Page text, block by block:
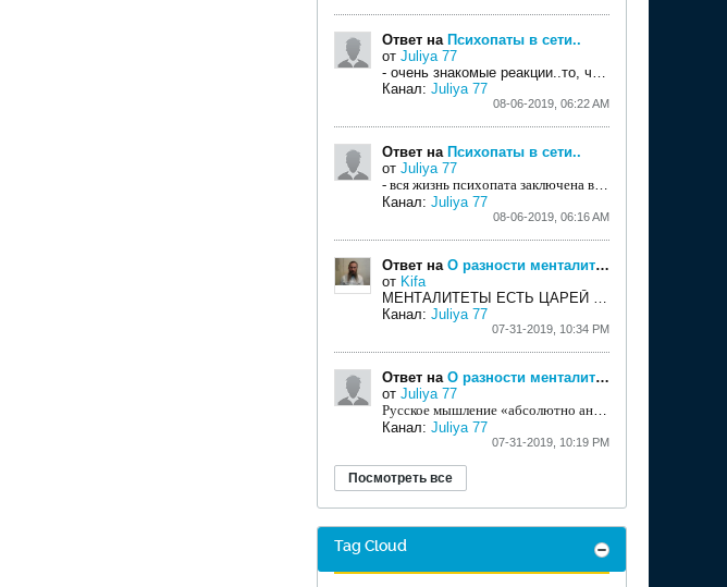
Ответ на Психопаты в сети..
от Juliya 77
- очень знакомые реакции..то, что обычно принимается за чувствительность натуры - может оказаться - ярким признаком психопатии..
Канал: Juliya 77
08-06-2019, 06:22 AM
Ответ на Психопаты в сети..
от Juliya 77
- вся жизнь психопата заключена в аффективности его эмоций..
Канал: Juliya 77
08-06-2019, 06:16 AM
Ответ на О разности менталитетов..
от Kifa
МЕНТАЛИТЕТЫ ЕСТЬ ЦАРЕЙ НЕЧЕСТИЕЯ ЕСТЬ ЦАРЕЙ БЛАГОРОДСТВА ЕСТЬ МЕНТАЛИТЕТЫ РАБОВ ЧЕРЕЗ ВЕРУ НЕЧЕСТЯМ
Канал: Juliya 77
07-31-2019, 10:34 PM
Ответ на О разности менталитетов..
от Juliya 77
Русское мышление «абсолютно антирационалистично», констатировал С.Л. Франк [115]. Антирационализм
Канал: Juliya 77
07-31-2019, 10:19 PM
Посмотреть все
Tag Cloud